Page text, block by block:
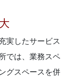
実したサービス
では、業務スペ
グスペースを併